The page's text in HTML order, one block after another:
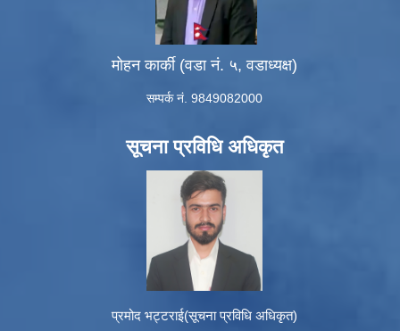
मोहन कार्की (वडा नं. ५, वडाध्यक्ष)
सम्पर्क नं. 9849082000
सूचना प्रविधि अधिकृत
प्रमोद भट्टराई(सूचना प्रविधि अधिकृत)